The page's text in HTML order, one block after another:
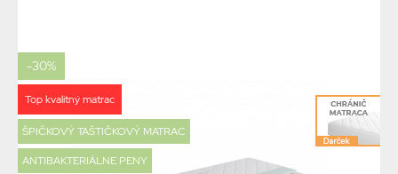
-30%
Top kvalitný matrac
ŠPIČKOVÝ TAŠTIČKOVÝ MATRAC
ANTIBAKTERIÁLNE PENY